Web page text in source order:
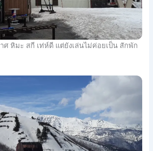
าศ หิมะ สกี เท่ห์ดี แต่ยังเล่นไม่ค่อยเป็น สักพัก